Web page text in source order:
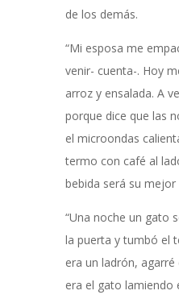
de los demás.
“Mi esposa me
venir- cuenta-. Hoy
arroz y ensalada. A
porque dice que las
el microondas
termo con café al
bebida será su mejor
“Una noche un gato
la puerta y tumbó el
era un ladrón,
era el gato lamiendo